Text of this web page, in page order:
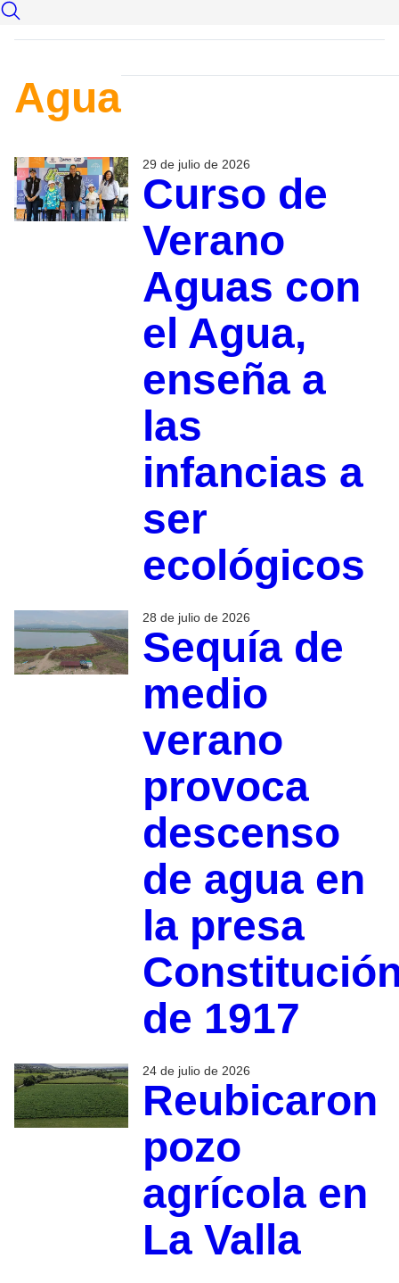
Agua
29 de julio de 2026
Curso de
Verano
Aguas con
el Agua,
enseña a
las
infancias a
ser
ecológicos
28 de julio de 2026
Sequía de
medio
verano
provoca
descenso
de agua en
la presa
de 1917
24 de julio de 2026
Reubicaron
pozo
agrícola en
La Valla